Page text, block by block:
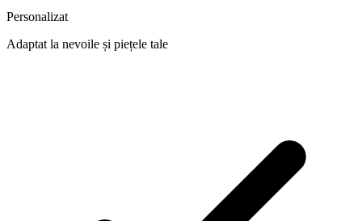
Personalizat
Adaptat la nevoile și piețele tale